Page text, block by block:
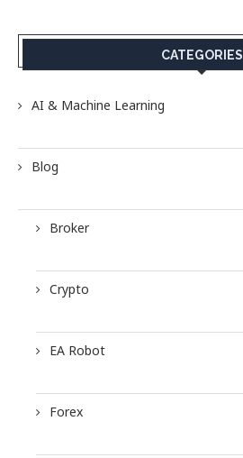
CATEGORIES
AI & Machine Learning
Blog
Broker
Crypto
EA Robot
Forex